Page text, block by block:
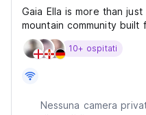
Gaia Ella is more than
mountain community
down, breathe properly
away from the crowds
10+ ospitati
Nessuna camera